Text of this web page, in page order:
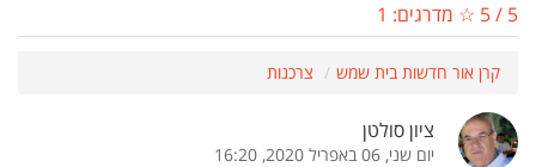
5
/
5 ☆ מדרגים: 1
קרן אור חדשות בית שמש צרכנות
ציון סולטן
יום שני, 06 באפריל 2020, 16:20